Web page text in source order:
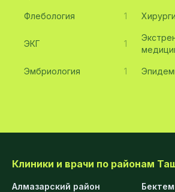
Флебология 1
ЭКГ 1
Эмбриология 1
Клиники и врачи по районам
Алмазарский район